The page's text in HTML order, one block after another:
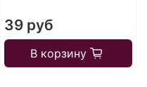
39 руб
В корзину